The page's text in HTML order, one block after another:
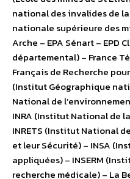
national des invalides de la
nationale supérieure des
Arche – EPA Sénart – EPD
départemental) – France
Français de Recherche
(Institut Géographique
National de
INRA (Institut National de
INRETS (Institut National
et leur Sécurité) – INSA
appliquées) – INSERM
recherche médicale) – La